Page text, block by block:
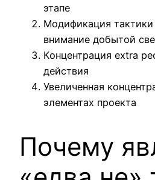
этапе
Модификация
внимание добытой
Концентрация extra
действия
Увеличенная
элементах проекта
Почему